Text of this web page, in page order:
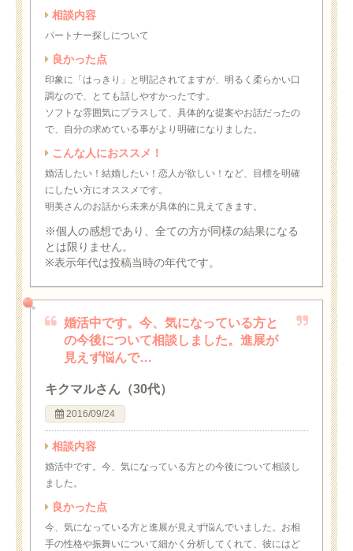
相談内容
パートナー探しについて
良かった点
印象に「はっきり」と明記されてますが、明るく柔らかい口
調なので、とても話しやすかったです。
ソフトな雰囲気にプラスして、具体的な提案やお話だったの
で、自分の求めている事がより明確になりました。
こんな人におススメ！
婚活したい！結婚したい！恋人が欲しい！など、目標を明確
にしたい方にオススメです。
明美さんのお話から未来が具体的に見えてきます。
※個人の感想であり、全ての方が同様の結果になる
とは限りません。
※表示年代は投稿当時の年代です。
婚活中です。今、気になっている方と
の今後について相談しました。進展が
見えず悩んで…
キクマルさん（30代）
2016/09/24
相談内容
婚活中です。今、気になっている方との今後について相談し
ました。
良かった点
今、気になっている方と進展が見えず悩んでいました。お相
手の性格や振舞いについて細かく分析してくれて、彼にはど